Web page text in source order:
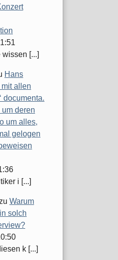
wissen [...]
Hans
allen
documenta.
deren
um alles,
gelogen
i [...]
Warum
solch
k [...]